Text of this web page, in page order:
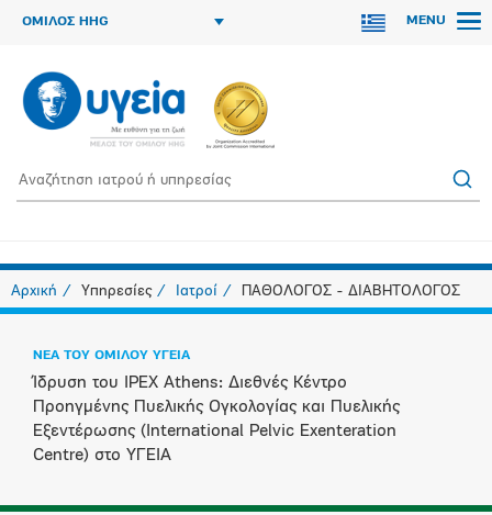
ΟΜΙΛΟΣ HHG MENU
Αρχική Υπηρεσίες Ιατροί ΠΑΘΟΛΟΓΟΣ - ΔΙΑΒΗΤΟΛΟΓΟΣ
ΝΕΑ ΤΟΥ ΟΜΙΛΟΥ ΥΓΕΙΑ
Ίδρυση του IPEX Athens: Διεθνές Κέντρο
Προηγμένης Πυελικής Ογκολογίας και Πυελικής
Εξεντέρωσης (International Pelvic Exenteration
Centre) στο ΥΓΕΙΑ